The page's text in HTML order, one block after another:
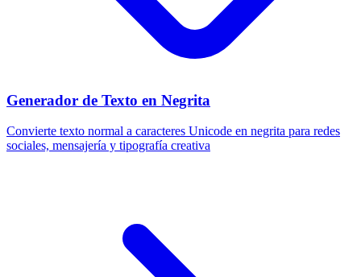
Generador de Texto en Negrita
Convierte texto normal a caracteres Unicode en negrita para redes
sociales, mensajería y tipografía creativa